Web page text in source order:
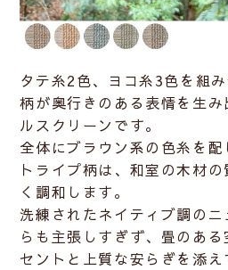
タテ糸2色、ヨコ糸3色を組
柄が奥行きのある表情を生
ルスクリーンです。
全体にブラウン系の色糸を
トライプ柄は、和室の木材
く調和します。
洗練されたネイティブ調の
らも主張しすぎず、畳のあ
セントと上質な安らぎを添え